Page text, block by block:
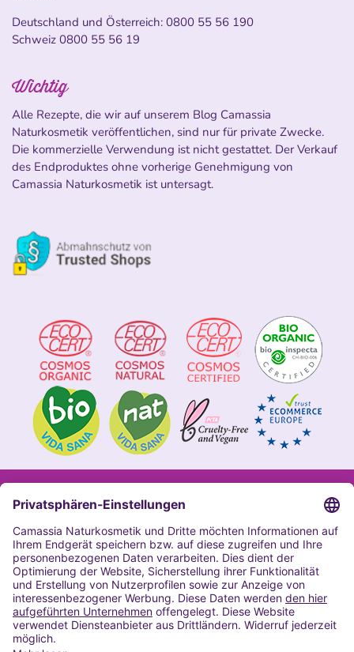
Deutschland und Österreich: 0800 55 56 190
Schweiz 0800 55 56 19
Wichtig
Alle Rezepte, die wir auf unserem Blog Camassia
Naturkosmetik veröffentlichen, sind nur für private Zwecke.
Die kommerzielle Verwendung ist nicht gestattet. Der Verkauf
des Endproduktes ohne vorherige Genehmigung von
Camassia Naturkosmetik ist untersagt.
Allgemeine Geschäftsbedingungen
Datenschutzerklärung Camassia
Widerrufsbelehrung
Copyright 2020 | Alle Rechte vorbehalten